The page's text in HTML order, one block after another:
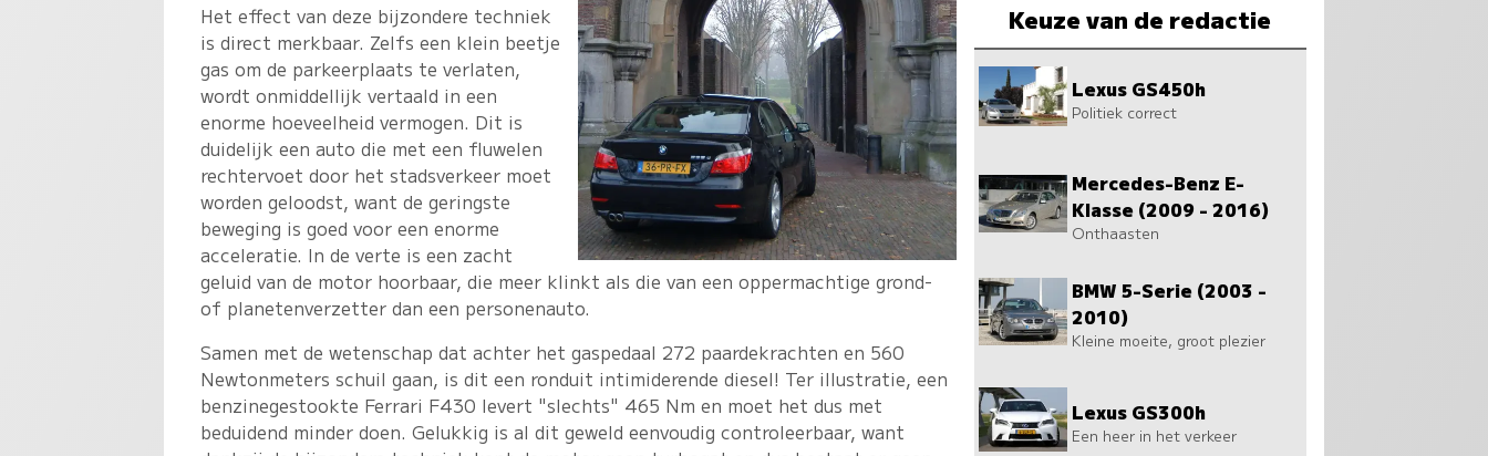
Het effect van deze bijzondere techniek
is direct merkbaar. Zelfs een klein beetje
gas om de parkeerplaats te verlaten,
wordt onmiddellijk vertaald in een
enorme hoeveelheid vermogen. Dit is
duidelijk een auto die met een fluwelen
rechtervoet door het stadsverkeer moet
worden geloodst, want de geringste
beweging is goed voor een enorme
acceleratie. In de verte is een zacht
geluid van de motor hoorbaar, die meer klinkt als die van een oppermachtige grond-
of planetenverzetter dan een personenauto.
Samen met de wetenschap dat achter het gaspedaal 272 paardekrachten en 560
Newtonmeters schuil gaan, is dit een ronduit intimiderende diesel! Ter illustratie, een
benzinegestookte Ferrari F430 levert "slechts" 465 Nm en moet het dus met
beduidend minder doen. Gelukkig is al dit geweld eenvoudig controleerbaar, want
Keuze van de redactie
Lexus GS450h
Politiek correct
Mercedes-Benz E-
Klasse (2009 - 2016)
Onthaasten
BMW 5-Serie (2003 -
2010)
Kleine moeite, groot plezier
Lexus GS300h
Een heer in het verkeer